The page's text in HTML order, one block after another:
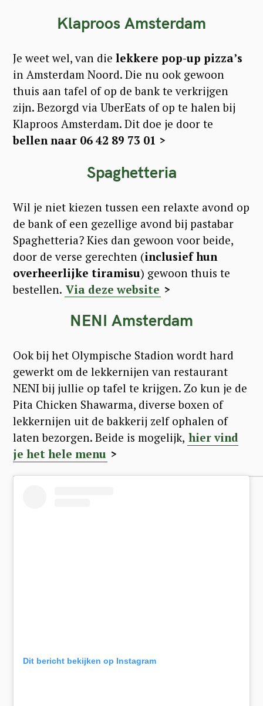
Klaproos Amsterdam
Je weet wel, van die lekkere pop-up pizza’s
in Amsterdam Noord. Die nu ook gewoon
thuis aan tafel of op de bank te verkrijgen
zijn. Bezorgd via UberEats of op te halen bij
Klaproos Amsterdam. Dit doe je door te
bellen naar 06 42 89 73 01 >
Spaghetteria
Wil je niet kiezen tussen een relaxte avond op
de bank of een gezellige avond bij pastabar
Spaghetteria? Kies dan gewoon voor beide,
door de verse gerechten (inclusief hun
overheerlijke tiramisu) gewoon thuis te
bestellen. Via deze website >
NENI Amsterdam
Ook bij het Olympische Stadion wordt hard
gewerkt om de lekkernijen van restaurant
NENI bij jullie op tafel te krijgen. Zo kun je de
Pita Chicken Shawarma, diverse boxen of
lekkernijen uit de bakkerij zelf ophalen of
laten bezorgen. Beide is mogelijk, hier vind
je het hele menu >
Dit bericht bekijken op Instagram